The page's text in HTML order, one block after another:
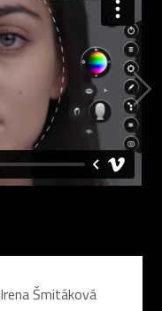
Irena Šmitáková